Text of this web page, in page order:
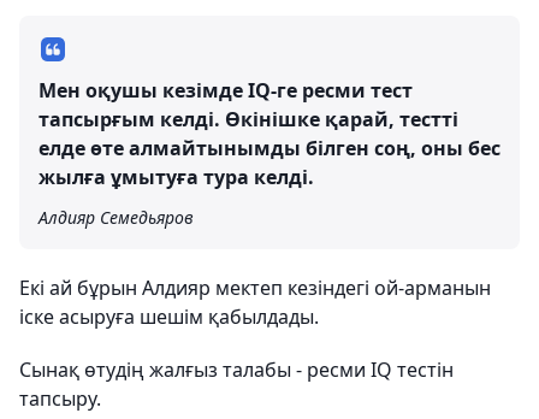
Мен оқушы кезімде IQ-ге ресми тест
тапсырғым келді. Өкінішке қарай, тестті
елде өте алмайтынымды білген соң, оны бес
жылға ұмытуға тура келді.
Алдияр Семедьяров
Екі ай бұрын Алдияр мектеп кезіндегі ой-арманын
іске асыруға шешім қабылдады.
Сынақ өтудің жалғыз талабы - ресми IQ тестін
тапсыру.